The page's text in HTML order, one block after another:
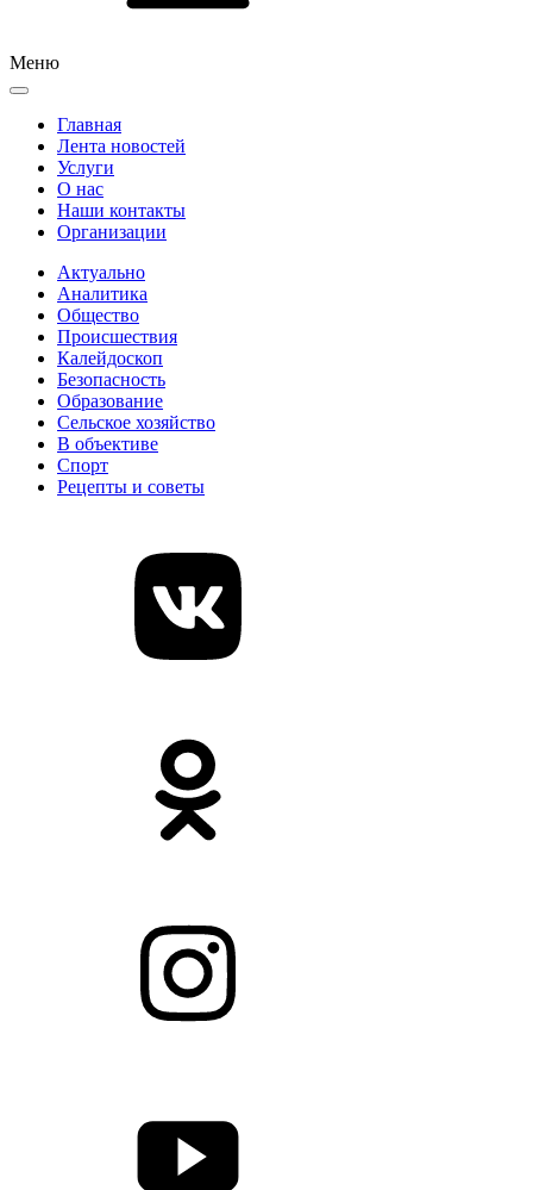
Меню
Главная
Лента новостей
Услуги
О нас
Наши контакты
Организации
Актуально
Аналитика
Общество
Происшествия
Калейдоскоп
Безопасность
Образование
Сельское хозяйство
В объективе
Спорт
Рецепты и советы